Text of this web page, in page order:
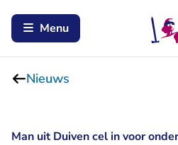
Menu
Nieuws
Man uit Duiven cel in voor